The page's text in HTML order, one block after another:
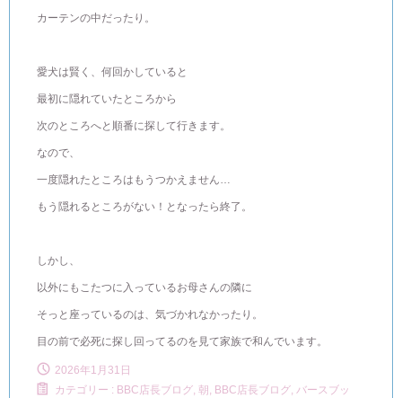
カーテンの中だったり。
愛犬は賢く、何回かしていると
最初に隠れていたところから
次のところへと順番に探して行きます。
なので、
一度隠れたところはもうつかえません…
もう隠れるところがない！となったら終了。
しかし、
以外にもこたつに入っているお母さんの隣に
そっと座っているのは、気づかれなかったり。
目の前で必死に探し回ってるのを見て家族で和んでいます。
2026年1月31日
カテゴリー : BBC店長ブログ, 朝, BBC店長ブログ, バースブッ